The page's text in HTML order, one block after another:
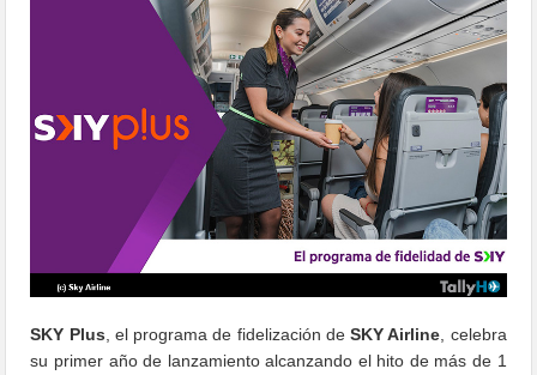
SKY Plus , el programa de fidelización deSKY Airline , celebra
su primer año de lanzamiento alcanzando el hito de más de 1